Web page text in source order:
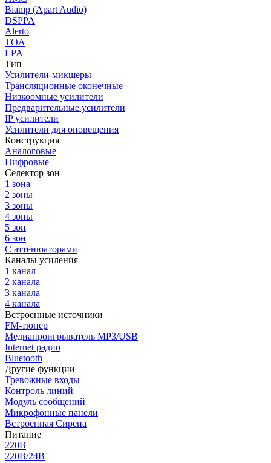
Biamp (Apart Audio)
DSPPA
Alerto
TOA
LPA
Тип
Усилители-микшеры
Трансляционные оконечные
Низкоомные усилители
Предварительные усилители
IP усилители
Усилители для оповещения
Конструкция
Аналоговые
Цифровые
Селектор зон
1 зона
2 зоны
3 зоны
4 зоны
5 зон
6 зон
С аттенюаторами
Каналы усиления
1 канал
2 канала
3 канала
4 канала
Встроенные источники
FM-тюнер
Медиапроигрыватель MP3/USB
Internet радио
Bluetooth
Другие функции
Тревожные входы
Контроль линий
Модуль сообщений
Микрофонные панели
Встроенная Сирена
Питание
220В
220В/24В